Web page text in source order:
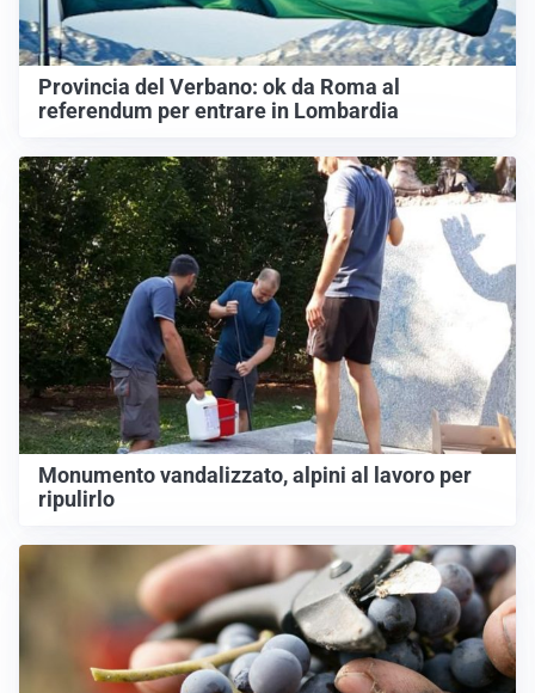
Provincia del Verbano: ok da Roma al
referendum per entrare in Lombardia
Monumento vandalizzato, alpini al lavoro per
ripulirlo